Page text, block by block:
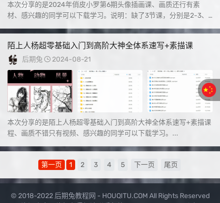
本次分享的是2024年俏皮小罗第6期头像插画课、画质还行有素
材、感兴趣的同学可以下载学习。说明：缺了3节课，分别是2-3、
陌上人杨超零基础入门到高阶大神全体系速写+素描课
后期兔 2024-08-21
本次分享的是陌上人杨超零基础入门到高阶大神全体系速写+素描课
程、画质不错只有视频、感兴趣的同学可以下载学习。...
第一页 1 2 3 4 5 下一页 尾页
© 2018-2022 后期兔教程网 - HOUQITU.COM All Rights Reserved